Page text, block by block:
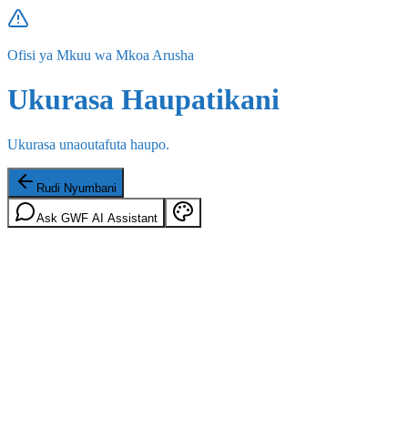
Ofisi ya Mkuu wa Mkoa Arusha
Ukurasa Haupatikani
Ukurasa unaoutafuta haupo.
Rudi Nyumbani
Ask GWF AI Assistant